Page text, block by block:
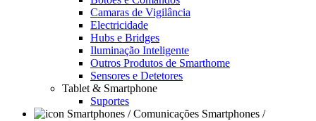
Camaras de Vigilância
Electricidade
Hubs e Bridges
Iluminação Inteligente
Outros Produtos de Smarthome
Sensores e Detetores
Tablet & Smartphone
Suportes
Smartphones /